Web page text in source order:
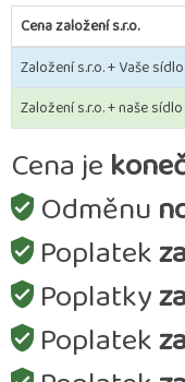
Cena založení s.r.o.
Založení s.r.o. + Vaše
Založení s.r.o. + naše
Cena je
Odměnu
Poplatek
Poplatky
Poplatek